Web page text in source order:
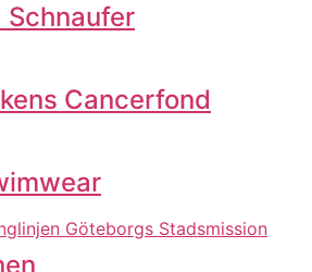
Schnaufer
Cancerfond